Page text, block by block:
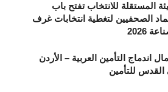
المستقلة للانتخاب تفتح باب
الصحفيين لتغطية انتخابات غرف
2026
اندماج التأمين العربية – الأردن
للتأمين